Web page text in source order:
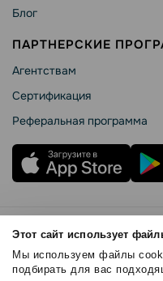
Этот сайт использует
Мы используем файлы
подбирать для вас
Блог
ПАРТНЕРСКИЕ
Агентствам
Сертификация
Реферальная программа
Правила использования
Безопасность SendPulse
Политика